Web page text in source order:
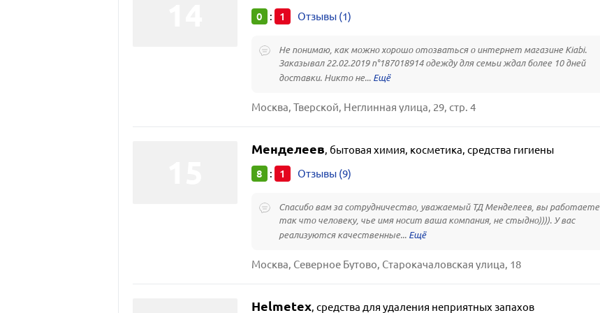
0 : 1 Отзывы (1)
Не понимаю, как можно хорошо отозваться о интернет магазине Kiabi.
Заказывал 22.02.2019 n°187018914 одежду для семьи ждал более 10 дней
доставки. Никто не...
Москва, Тверской, Неглинная улица, 29, стр. 4
Менделеев, бытовая химия, косметика, средства гигиены
8 : 1 Отзывы (9)
Спасибо вам за сотрудничество, уважаемый ТД Менделеев, вы работаете
так что человеку, чье имя носит ваша компания, не стыдно)))). У вас
реализуются качественные...
Москва, Северное Бутово, Старокачаловская улица, 18
Helmetex, средства для удаления неприятных запахов